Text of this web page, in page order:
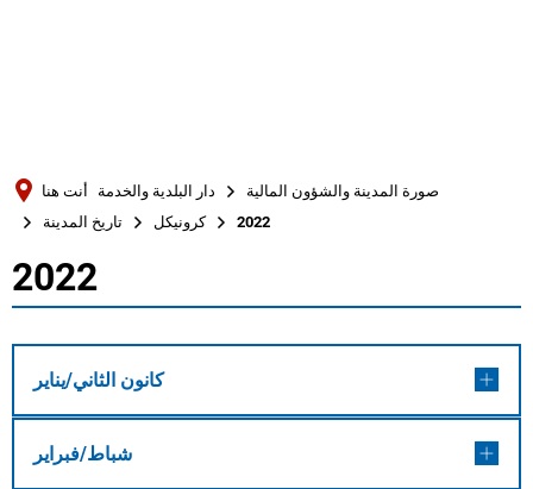
Română
MENÜ
أنت هنا دار البلدية والخدمة
صورة المدينة والشؤون المالية
تاريخ المدينة
كرونيكل 2022
2022
2022
كانون الثاني/يناير
شباط/فبراير